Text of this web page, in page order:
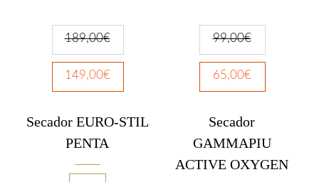
189,00€
149,00€
Secador EURO-STIL
PENTA
99,00€
65,00€
Secador
GAMMAPIU
ACTIVE OXYGEN